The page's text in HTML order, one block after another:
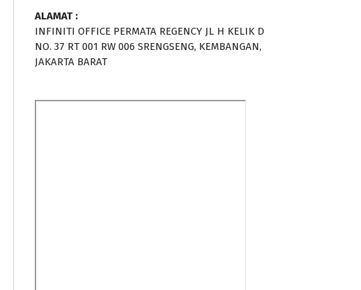
ALAMAT :
INFINITI OFFICE PERMATA REGENCY JL H KELIK D
NO. 37 RT 001 RW 006 SRENGSENG, KEMBANGAN,
JAKARTA BARAT